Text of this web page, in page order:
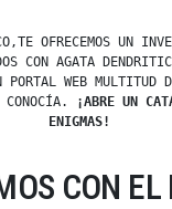
OFRECEMOS UN
CON AGATA
PORTAL WEB MULTITUD
¡ABRE UN
ENIGMAS!
CON EL